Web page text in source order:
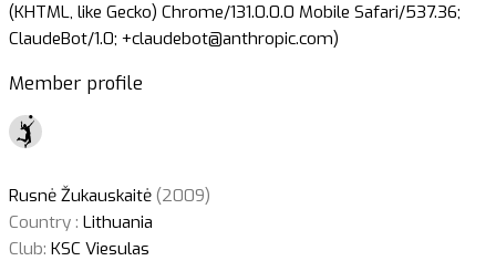
(KHTML, like Gecko) Chrome/131.0.0.0 Mobile Safari/537.36;
ClaudeBot/1.0; +claudebot@anthropic.com)
Member profile
Rusnė Žukauskaitė (2009)
Country : Lithuania
Club: KSC Viesulas